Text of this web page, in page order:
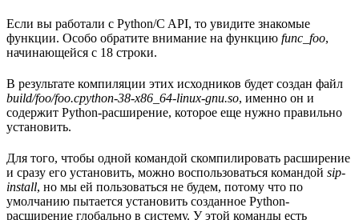
Если вы работали с Python/C API, то увидите знакомые
функции. Особо обратите внимание на функцию func_foo,
начинающейся с 18 строки.
В результате компиляции этих исходников будет создан файл
build/foo/foo.cpython-38-x86_64-linux-gnu.so, именно он и
содержит Python-расширение, которое еще нужно правильно
установить.
Для того, чтобы одной командой скомпилировать расширение
и сразу его установить, можно воспользоваться командой sip-
install, но мы ей пользоваться не будем, потому что по
умолчанию пытается установить созданное Python-
расширение глобально в систему. У этой команды есть